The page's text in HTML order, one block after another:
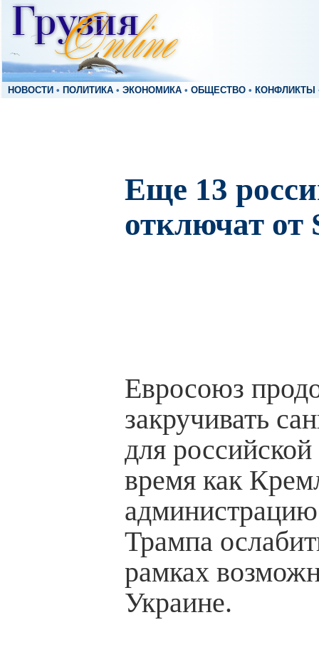
НОВОСТИ • ПОЛИТИКА • ЭКОНОМИКА • ОБЩЕСТВО • КОНФЛИКТЫ
Еще 13
отключат от
Евросоюз
закручивать
для
время как
Трампа
рамках
Украине.